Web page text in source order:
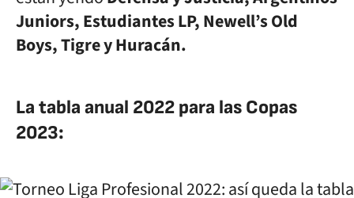
Juniors, Estudiantes LP, Newell’s Old
Boys, Tigre y Huracán.
La tabla anual 2022 para las Copas
2023: